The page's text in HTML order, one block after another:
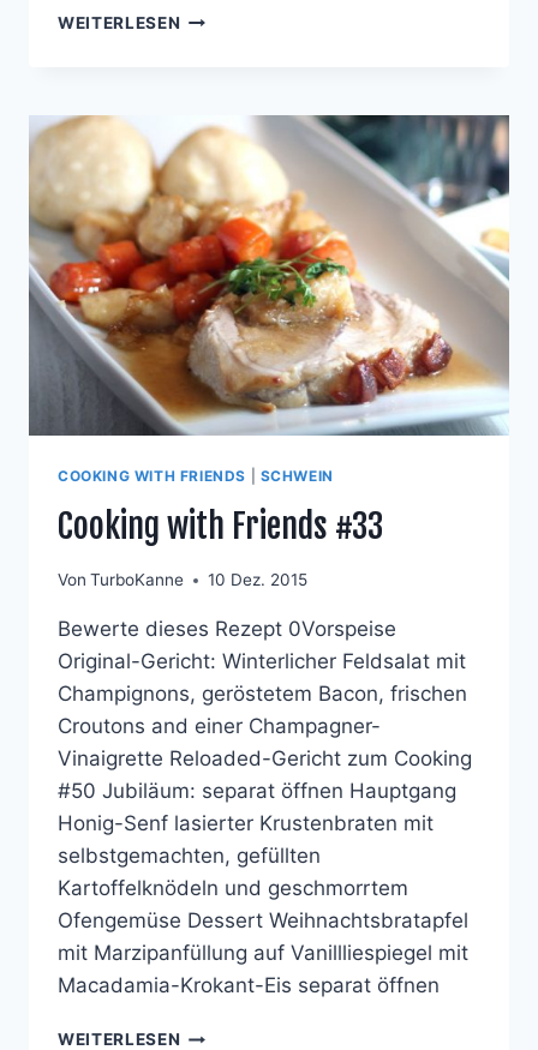
WEITERLESEN GEBRATENE
FELDSALAT
MIT
MANGO
COOKING WITH FRIENDS SCHWEIN
Cooking with Friends #33
Von TurboKanne 10 Dez. 2015
Bewerte dieses Rezept 0Vorspeise
Original-Gericht: Winterlicher Feldsalat mit
Champignons, geröstetem Bacon, frischen
Croutons and einer Champagner-
Vinaigrette Reloaded-Gericht zum Cooking
#50 Jubiläum: separat öffnen Hauptgang
Honig-Senf lasierter Krustenbraten mit
selbstgemachten, gefüllten
Kartoffelknödeln und geschmorrtem
Ofengemüse Dessert Weihnachtsbratapfel
mit Marzipanfüllung auf Vanillliespiegel mit
Macadamia-Krokant-Eis separat öffnen
WEITERLESEN COOKING